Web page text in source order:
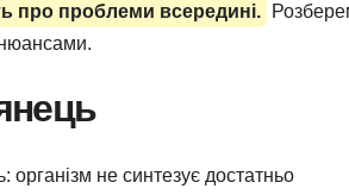
про проблеми всередині.
організм не синтезує достатньо